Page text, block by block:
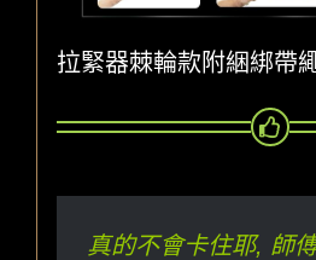
拉緊器棘輪款附綑綁帶
真的不會卡住耶, 師
市面上賣的根本比不